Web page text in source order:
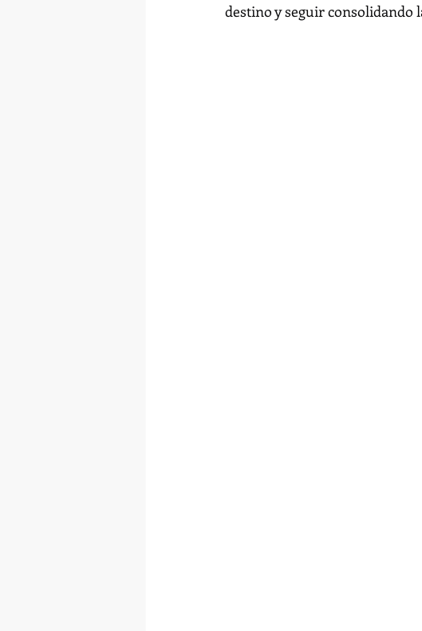
destino y seguir consolidando